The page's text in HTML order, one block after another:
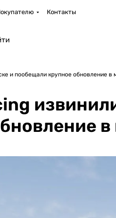
Контакты
и пообещали крупное обновление в
в